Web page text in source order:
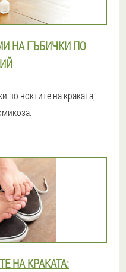
НА ГЪБИЧКИ ПО
по ноктите на краката,
НА КРАКАТА: